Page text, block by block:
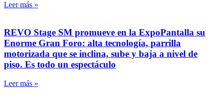
Leer más »
REVO Stage SM promueve en la ExpoPantalla su
Enorme Gran Foro: alta tecnología, parrilla
motorizada que se inclina, sube y baja a nivel de
piso. Es todo un espectáculo
Leer más »